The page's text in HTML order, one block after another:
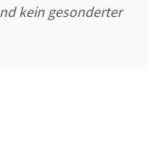
kein gesonderter